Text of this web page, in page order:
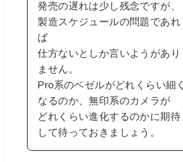
発売の遅れは少し残念ですが、
製造スケジュールの問題であれ
ば
仕方ないとしか言いようがあり
ません。
Pro系のベゼルがどれくらい細く
なるのか、無印系のカメラが
どれくらい進化するのかに期待
して待っておきましょう。